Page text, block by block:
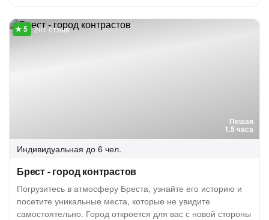
Пешая
1.5 часа
201 отзыв
Индивидуальная до 6 чел.
Брест - город контрастов
Погрузитесь в атмосферу Бреста, узнайте его историю и
посетите уникальные места, которые не увидите
самостоятельно. Город откроется для вас с новой стороны